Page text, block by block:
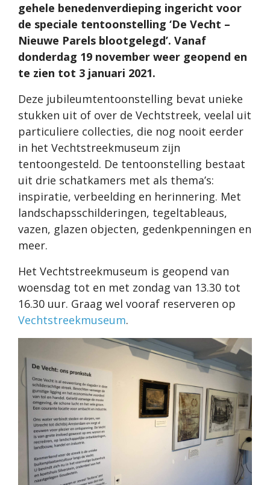
gehele benedenverdieping ingericht voor
de speciale tentoonstelling ‘De Vecht –
Nieuwe Parels blootgelegd’. Vanaf
donderdag 19 november weer geopend en
te zien tot 3 januari 2021.
Deze jubileumtentoonstelling bevat unieke
stukken uit of over de Vechtstreek, veelal uit
particuliere collecties, die nog nooit eerder
in het Vechtstreekmuseum zijn
tentoongesteld. De tentoonstelling bestaat
uit drie schatkamers met als thema’s:
inspiratie, verbeelding en herinnering. Met
landschapsschilderingen, tegeltableaus,
vazen, glazen objecten, gedenkpenningen en
meer.
Het Vechtstreekmuseum is geopend van
woensdag tot en met zondag van 13.30 tot
16.30 uur. Graag wel vooraf reserveren op
Vechtstreekmuseum.